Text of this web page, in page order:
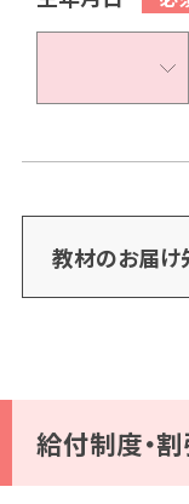
教材のお届け
給付制度・